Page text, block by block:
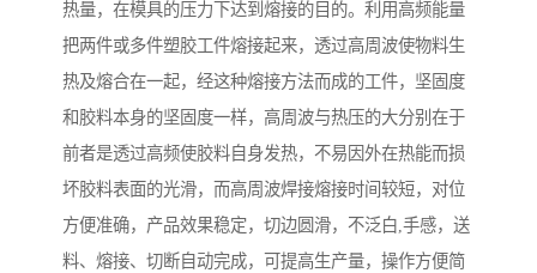
热量，在模具的压力下达到熔接的目的。利用高频能量
把两件或多件塑胶工件熔接起来，透过高周波使物料生
热及熔合在一起，经这种熔接方法而成的工件，坚固度
和胶料本身的坚固度一样，高周波与热压的大分别在于
前者是透过高频使胶料自身发热，不易因外在热能而损
坏胶料表面的光滑，而高周波焊接熔接时间较短，对位
方便准确，产品效果稳定，切边圆滑，不泛白,手感，送
料、熔接、切断自动完成，可提高生产量，操作方便简